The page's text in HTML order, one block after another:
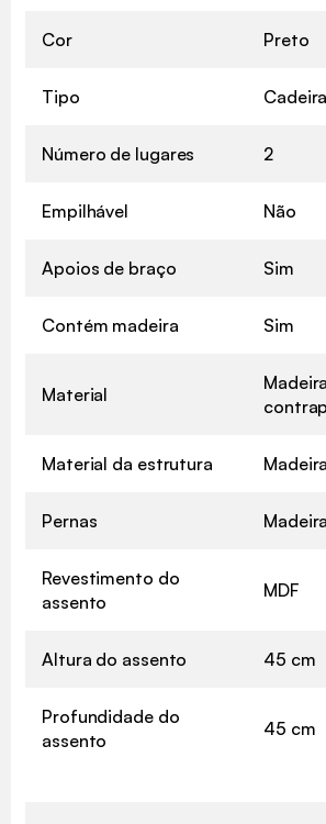
Cor Preto
Tipo Cadeira
Número de lugares 2
Empilhável Não
Apoios de braço Sim
Contém madeira Sim
Material
Material da estrutura Madeira
Pernas Madeira
Revestimento do
assento
MDF
Altura do assento 45 cm
Profundidade do
assento
45 cm